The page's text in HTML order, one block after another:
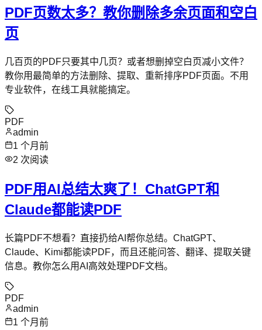
PDF页数太多？教你删除多余页面和空白
页
几百页的PDF只要其中几页？或者想删掉空白页减小文件？
教你用最简单的方法删除、提取、重新排序PDF页面。不用
专业软件，在线工具就能搞定。
PDF
admin
1 个月前
2 次阅读
PDF用AI总结太爽了！ChatGPT和
Claude都能读PDF
长篇PDF不想看？直接扔给AI帮你总结。ChatGPT、
Claude、Kimi都能读PDF，而且还能问答、翻译、提取关键
信息。教你怎么用AI高效处理PDF文档。
PDF
admin
1 个月前